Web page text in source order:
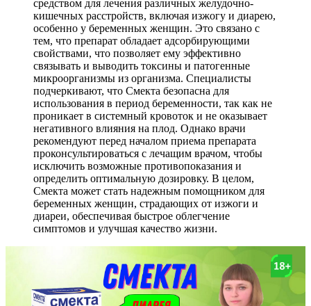
средством для лечения различных желудочно-
кишечных расстройств, включая изжогу и диарею,
особенно у беременных женщин. Это связано с
тем, что препарат обладает адсорбирующими
свойствами, что позволяет ему эффективно
связывать и выводить токсины и патогенные
микроорганизмы из организма. Специалисты
подчеркивают, что Смекта безопасна для
использования в период беременности, так как не
проникает в системный кровоток и не оказывает
негативного влияния на плод. Однако врачи
рекомендуют перед началом приема препарата
проконсультироваться с лечащим врачом, чтобы
исключить возможные противопоказания и
определить оптимальную дозировку. В целом,
Смекта может стать надежным помощником для
беременных женщин, страдающих от изжоги и
диареи, обеспечивая быстрое облегчение
симптомов и улучшая качество жизни.